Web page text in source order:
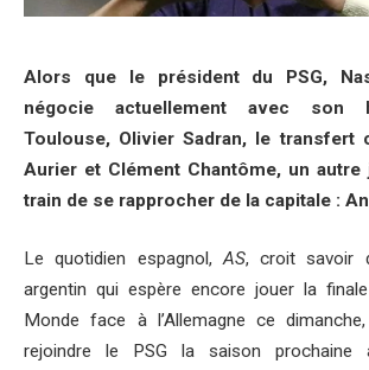
Alors que le président du PSG,
négocie actuellement avec son
Toulouse, Olivier Sadran, le transfert
Aurier et Clément Chantôme, un
train de se rapprocher de la capitale :
Le quotidien espagnol,AS, croit savoir
argentin qui espère encore jouer la
Monde face à l’Allemagne ce
rejoindre le PSG la saison prochaine